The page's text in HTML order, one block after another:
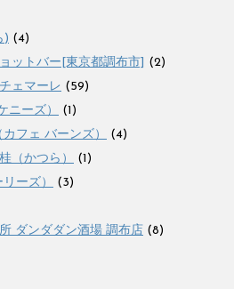
) (4)
ットバー[東京都調布市]
(2)
ェマーレ (59)
ニーズ）
(1)
フェ バーンズ）
(4)
（かつら）
(1)
ーズ）
(3)
ダンダダン酒場 調布店 (8)